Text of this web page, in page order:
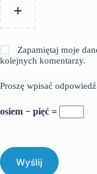
Zapamiętaj moje
kolejnych komentarzy.
Proszę wpisać
osiem − pięć =
Wyślij